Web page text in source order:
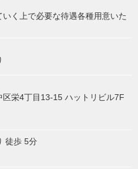
いく上で必要な待遇各種用意いた
区栄4丁目13-15 ハットリビル7F
徒歩 5分